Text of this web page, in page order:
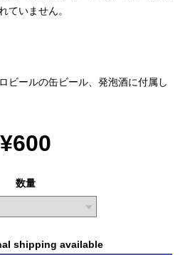
ていません。
ビールの缶ビール、発泡酒に付属し
¥600
数量
shipping available